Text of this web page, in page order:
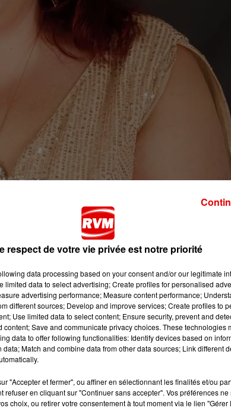
été sacrée il y a quelques jours Miss Belle en
rondeurs.
fibromyalgie. Elle a réagi au micro de Manon Lo-
respect de votre vie privée est notre priorité
data processing based on your consent and/or our legitimate
limited data to select advertising; Create profiles for personalised
advertising performance; Measure content performance;
different sources; Develop and improve services; Create profiles to
Use limited data to select content; Ensure security, prevent and
Save and communicate privacy choices. These technologies
data to offer following functionalities: Identify devices based on
Match and combine data from other data sources; Link different
"Accepter et fermer", ou affiner en sélectionnant les finalités et/ou
refuser en cliquant sur "Continuer sans accepter". Vos préférences
choix, ou retirer votre consentement à tout moment via le lien